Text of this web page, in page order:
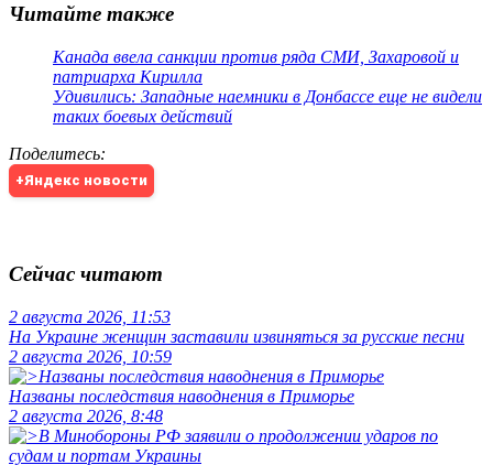
Читайте также
Канада ввела санкции против ряда СМИ, Захаровой и
патриарха Кирилла
Удивились: Западные наемники в Донбассе еще не видели
таких боевых действий
Поделитесь:
+Яндекс новости
Сейчас читают
2 августа 2026, 11:53
На Украине женщин заставили извиняться за русские песни
2 августа 2026, 10:59
Названы последствия наводнения в Приморье
2 августа 2026, 8:48